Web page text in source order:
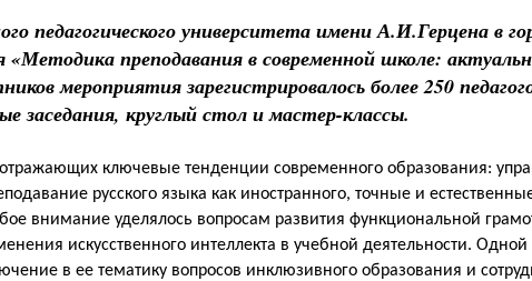
педагогического университета имени А.И.Герцена в
«Методика преподавания в современной школе:
мероприятия зарегистрировалось более 250
заседания, круглый стол и мастер-классы.
ключевые тенденции современного образования:
русского языка как иностранного, точные и
внимание уделялось вопросам развития функциональной
искусственного интеллекта в учебной деятельности.
в ее тематику вопросов инклюзивного образования и